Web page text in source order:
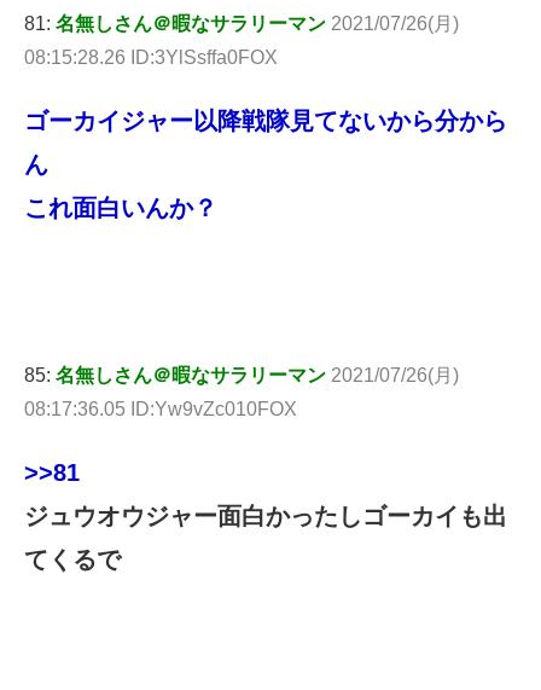
81: 名無しさん＠暇なサラリーマン 2021/07/26(月)
08:15:28.26 ID:3YlSsffa0FOX
ゴーカイジャー以降戦隊見てないから分から
ん
これ面白いんか？
85: 名無しさん＠暇なサラリーマン 2021/07/26(月)
08:17:36.05 ID:Yw9vZc010FOX
>>81
ジュウオウジャー面白かったしゴーカイも出
てくるで